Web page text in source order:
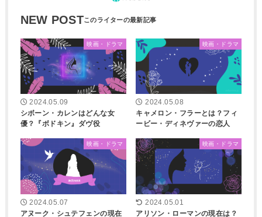
NEW POST
映画・ドラマ
2024.05.09
シボーン・カレンはどんな女
優？『ボドキン』ダヴ役
映画・ドラマ
2024.05.08
キャメロン・フラーとは？フィ
ービー・ディネヴァーの恋人
映画・ドラマ
2024.05.07
アヌーク・シュテフェンの現在
映画・ドラマ
2024.05.01
アリソン・ローマンの現在は？